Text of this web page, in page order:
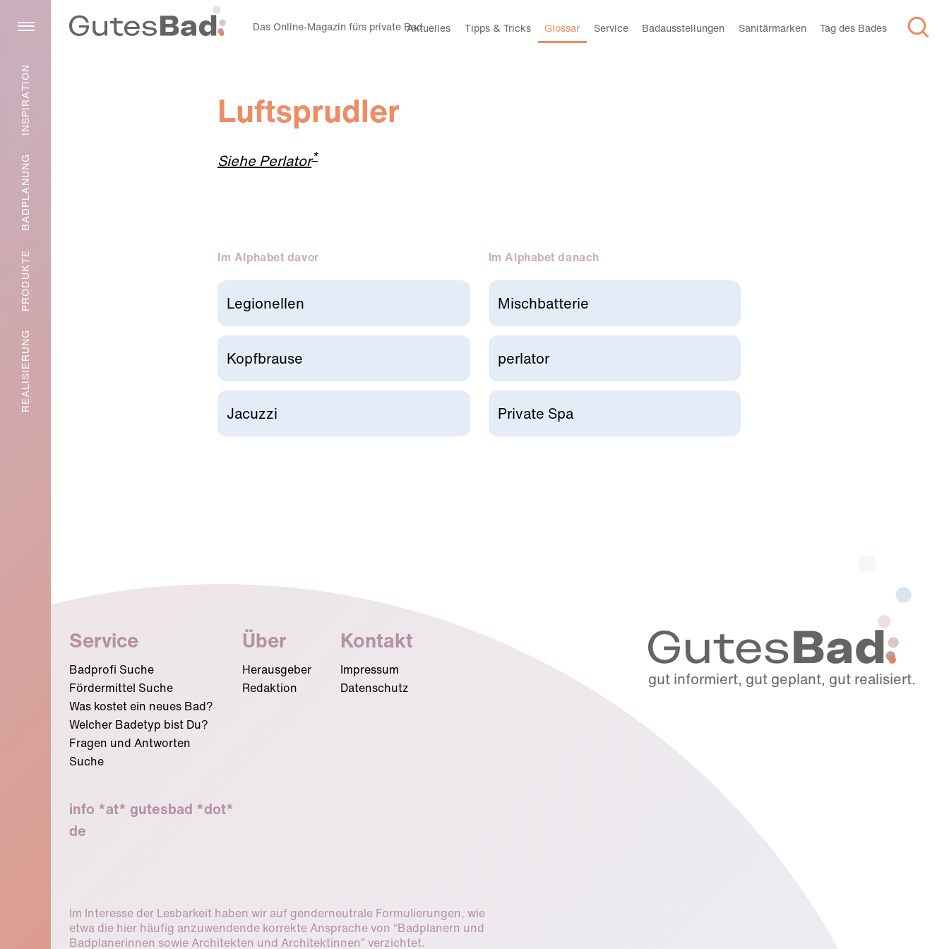
Das Online-Magazin fürs private Bad
INSPIRATION
BADPLANUNG
PRODUKTE
REALISIERUNG
Aktuelles Tipps & Tricks Glossar Service Badausstellungen Sanitärmarken Tag des Bades
Luftsprudler
Siehe Perlator*
Im Alphabet davor
Legionellen
Kopfbrause
Jacuzzi
Im Alphabet danach
Mischbatterie
perlator
Private Spa
Service
Badprofi Suche
Fördermittel Suche
Was kostet ein neues Bad?
Welcher Badetyp bist Du?
Fragen und Antworten
Suche
Über
Herausgeber
Redaktion
Kontakt
Impressum
Datenschutz
info *at* gutesbad *dot*
de
gut informiert, gut geplant, gut realisiert.
Im Interesse der Lesbarkeit haben wir auf genderneutrale Formulierungen, wie
etwa die hier häufig anzuwendende korrekte Ansprache von “Badplanern und
Badplanerinnen sowie Architekten und Architektinnen” verzichtet.